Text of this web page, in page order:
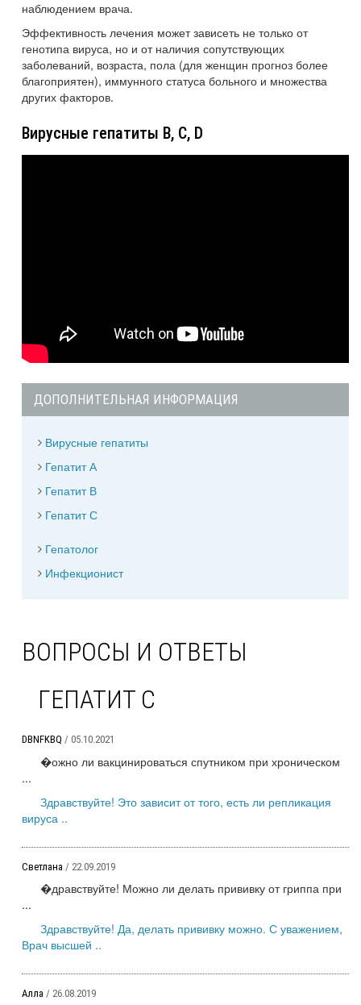
наблюдением врача.
Эффективность лечения может зависеть не только от
генотипа вируса, но и от наличия сопутствующих
заболеваний, возраста, пола (для женщин прогноз более
благоприятен), иммунного статуса больного и множества
других факторов.
Вирусные гепатиты B, C, D
ДОПОЛНИТЕЛЬНАЯ ИНФОРМАЦИЯ
Вирусные гепатиты
Гепатит А
Гепатит В
Гепатит С
Гепатолог
Инфекционист
ВОПРОСЫ И ОТВЕТЫ
ГЕПАТИТ С
DBNFKBQ / 05.10.2021
�ожно ли вакцинироваться спутником при хроническом
...
Здравствуйте! Это зависит от того, есть ли репликация
вируса ..
Светлана / 22.09.2019
�дравствуйте! Можно ли делать прививку от гриппа при
...
Здравствуйте! Да, делать прививку можно. С уважением,
Врач высшей ..
Алла / 26.08.2019